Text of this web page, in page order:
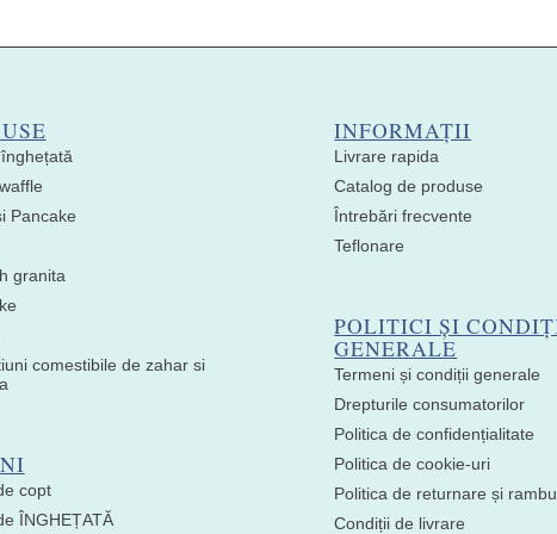
Pancake
granita
comestibile de zahar si
copt
ÎNGHEȚATĂ
INFORMAȚII
Livrare rapida
Catalog de produse
Întrebări frecvente
Teflonare
POLITICI ȘI
GENERALE
Termeni și condiții generale
Drepturile consumatorilor
Politica de confidențialitate
Politica de cookie-uri
Politica de returnare și
Condiții de livrare